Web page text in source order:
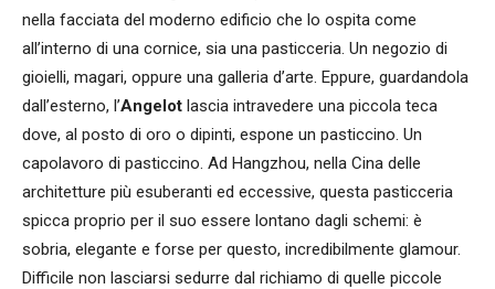
nella facciata del moderno edificio che lo ospita come
all’interno di una cornice, sia una pasticceria. Un negozio di
gioielli, magari, oppure una galleria d’arte. Eppure, guardandola
dall’esterno, l’Angelot lascia intravedere una piccola teca
dove, al posto di oro o dipinti, espone un pasticcino. Un
capolavoro di pasticcino. Ad Hangzhou, nella Cina delle
architetture più esuberanti ed eccessive, questa pasticceria
spicca proprio per il suo essere lontano dagli schemi: è
sobria, elegante e forse per questo, incredibilmente glamour.
Difficile non lasciarsi sedurre dal richiamo di quelle piccole